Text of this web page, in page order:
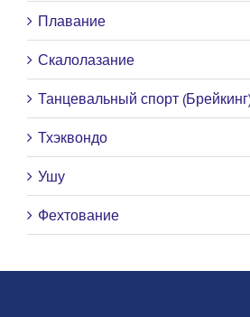
Плавание
Скалолазание
Танцевальный спорт
Тхэквондо
Ушу
Фехтование